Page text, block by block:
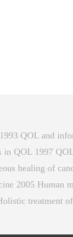
QOL and
QOL 1997
healing of
2005 Human
treatment